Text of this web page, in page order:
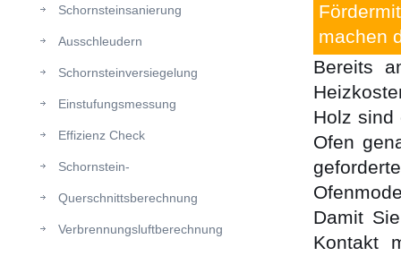
machen
Bereits
Holz sind
Ofen
Damit
Kontakt
Schornsteinsanierung
Ausschleudern
Schornsteinversiegelung
Einstufungsmessung
Effizienz Check
Schornstein-
Querschnittsberechnung
Verbrennungsluftberechnung